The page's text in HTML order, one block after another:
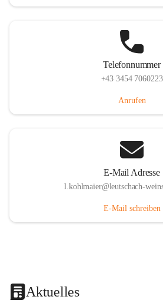
Telefonnummer
+43 3454 7060223
Anrufen
E-Mail Adresse
l.kohlmaier@leutschach-
E-Mail schreiben
Aktuelles